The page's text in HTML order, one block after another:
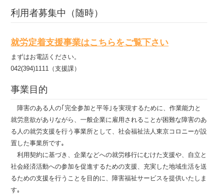
利用者募集中（随時）
就労定着支援事業はこちらをご覧下さい
まずはお電話ください。
042(394)1111（支援課）
事業目的
障害のある人の｢完全参加と平等｣を実現するために、作業能力と
就労意欲がありながら、一般企業に雇用されることが困難な障害のあ
る人の就労支援を行う事業所として、社会福祉法人東京コロニーが設
置した事業所です｡
利用契約に基づき、企業などへの就労移行にむけた支援や、自立と
社会経済活動への参加を促進するための支援、充実した地域生活を送
るための支援を行うことを目的に、障害福祉サービスを提供いたしま
す｡